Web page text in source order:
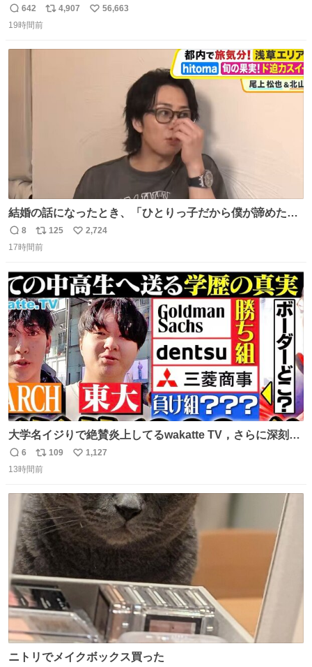
のベンチプレス持ち上げる姿披露
news.livedoor.com/article/detail… 元々自重のみだった
のためおにぎり10個、ゼリー飲料3～4本、パスタと毎日4
千kcalオーバーの食事を摂取し、増量したという。
返
信
642
リ
4,907
い
56,663
19時間前
結婚の話になったとき、「ひとりっ子だから僕が諦めた瞬
間に一族が潰える」「死ぬとき1人とか嫌」だから結婚願
望は"ある"って答えたものの、結局「（結婚は）向いてね
えて言葉を選んで、まるく収めてくれたんだなと思った
返
信
8
リ
ポ
ト
数
125
い
数
2,724
17時間前
大学名イジりで絶賛炎上してるwakatte TV，さらに深刻な
問題はこっちでは？ ・都内の特定企業に入るのを極度に推
奨し，それ以外の地域で堅実に生きるのを周縁化する ・恋
化する ・院生が研究環境を求め他大学に移るのを批判する
過去例↓
返
信
6
リ
ポ
ト
数
109
い
数
1,127
13時間前
ニトリでメイクボックス買った